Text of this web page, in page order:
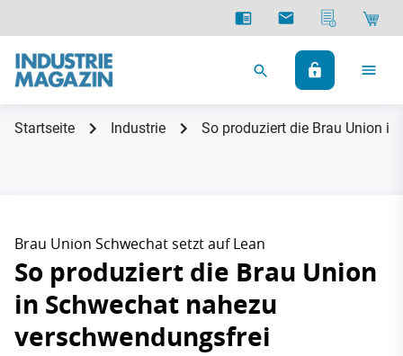
Startseite Industrie So produziert die Brau Union
Brau Union Schwechat setzt auf Lean
So produziert die Brau Union
in Schwechat nahezu
verschwendungsfrei